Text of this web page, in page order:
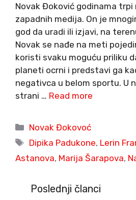
Novak Đoković godinama trpi
zapadnih medija. On je
god da uradi ili izjavi, na
Novak se nađe na meti
koristi svaku moguću priliku
planeti ocrni i predstavi ga
negativca u belom sportu. U
strani … Read more
Categories
Novak Đokovoć
Tags
Dipika Padukone, Lerin
Astanova, Marija Šarapova,
Poslednji članci